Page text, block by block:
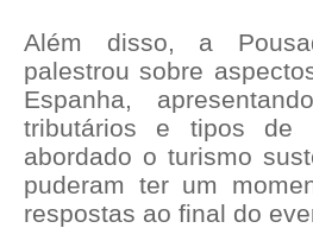
Além disso, a
palestrou sobre
Espanha,
tributários e tipos de
abordado o turismo
puderam ter um
respostas ao final do